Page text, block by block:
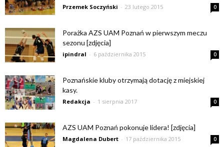
Przemek Soczyński - 23 lutego 2015 0
Porażka AZS UAM Poznań w pierwszym meczu
sezonu [zdjęcia]
ipindral - 6 października 2015 0
Poznańskie kluby otrzymają dotację z miejskiej
kasy.
Redakcja - 1 sierpnia 2017 0
AZS UAM Poznań pokonuje lidera! [zdjęcia]
Magdalena Dubert - 17 października 2015 0